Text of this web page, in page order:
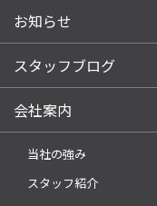
お知らせ
スタッフブログ
会社案内
当社の強み
スタッフ紹介